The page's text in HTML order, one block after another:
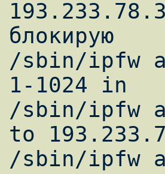
блокирую
/sbin/ipfw
1-1024 in
/sbin/ipfw
to
/sbin/ipfw